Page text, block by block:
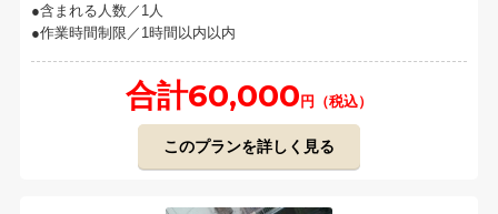
含まれる人数／1人
作業時間制限／1時間以内以内
合計60,000 円（税込）
このプランを詳しく見る